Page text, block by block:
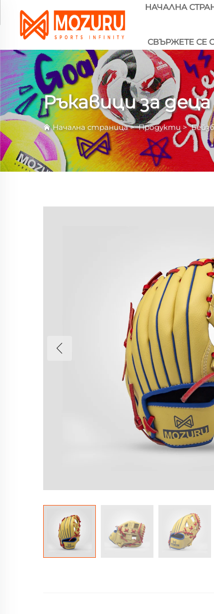
НАЧАЛНА
СВЪРЖЕТЕ СЕ
Ръкавици за деца
Начална страница>Продукти>